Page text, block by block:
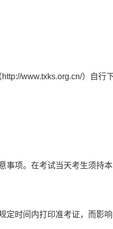
www.txks.org.cn/）自行
事项。在考试当天考生须持
时间内打印准考证，而影